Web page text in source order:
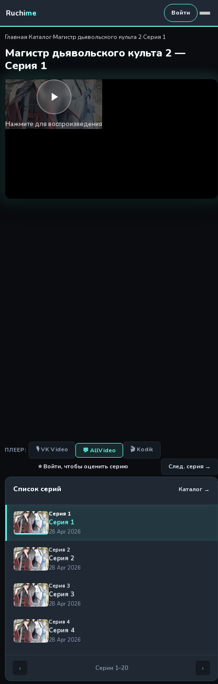
Магистр дьявольского
Ruchime Войти
Главная›Каталог›Магистр дьявольского культа 2›Серия 1
Магистр дьявольского культа 2 —
Серия 1
Нажмите для воспроизведения
ПЛЕЕР: 🎙 VK Video 💬 AllVideo 🎬 Kodik
⭐ Войти, чтобы оценить серию След. серия →
Список серий Каталог →
Серия 1
Серия 1
28 Apr 2026
Серия 2
Серия 2
28 Apr 2026
Серия 3
Серия 3
28 Apr 2026
Серия 4
Серия 4
28 Apr 2026
‹ Серии 1–20 ›